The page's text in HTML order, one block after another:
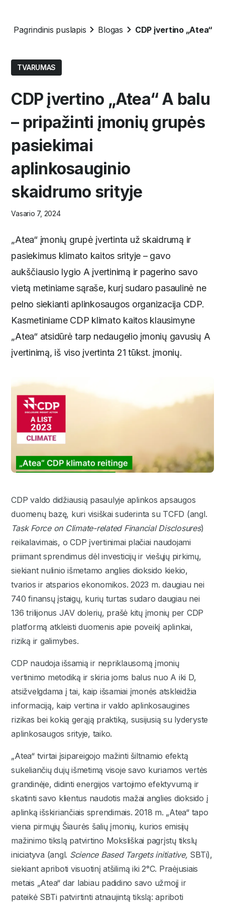
Pagrindinis puslapis Blogas CDP įvertino „Atea“
TVARUMAS
CDP įvertino „Atea“ A balu
– pripažinti įmonių grupės
pasiekimai
aplinkosauginio
skaidrumo srityje
Vasario 7, 2024
„Atea“ įmonių grupė įvertinta už skaidrumą ir
pasiekimus klimato kaitos srityje – gavo
aukščiausio lygio A įvertinimą ir pagerino savo
vietą metiniame sąraše, kurį sudaro pasaulinė ne
pelno siekianti aplinkosaugos organizacija CDP.
Kasmetiniame CDP klimato kaitos klausimyne
„Atea“ atsidūrė tarp nedaugelio įmonių gavusių A
įvertinimą, iš viso įvertinta 21 tūkst. įmonių.
CDP valdo didžiausią pasaulyje aplinkos apsaugos
duomenų bazę, kuri visiškai suderinta su TCFD (angl.
Task Force on Climate-related Financial Disclosures)
reikalavimais, o CDP įvertinimai plačiai naudojami
priimant sprendimus dėl investicijų ir viešųjų pirkimų,
siekiant nulinio išmetamo anglies dioksido kiekio,
tvarios ir atsparios ekonomikos. 2023 m. daugiau nei
740 finansų įstaigų, kurių turtas sudaro daugiau nei
136 trilijonus JAV dolerių, prašė kitų įmonių per CDP
platformą atkleisti duomenis apie poveikį aplinkai,
riziką ir galimybes.
CDP naudoja išsamią ir nepriklausomą įmonių
vertinimo metodiką ir skiria joms balus nuo A iki D,
atsižvelgdama į tai, kaip išsamiai įmonės atskleidžia
informaciją, kaip vertina ir valdo aplinkosaugines
rizikas bei kokią gerąją praktiką, susijusią su lyderyste
aplinkosaugos srityje, taiko.
„Atea“ tvirtai įsipareigojo mažinti šiltnamio efektą
sukeliančių dujų išmetimą visoje savo kuriamos vertės
grandinėje, didinti energijos vartojimo efektyvumą ir
skatinti savo klientus naudotis mažai anglies dioksido į
aplinką išskiriančiais sprendimais. 2018 m. „Atea“ tapo
viena pirmųjų Šiaurės šalių įmonių, kurios emisijų
mažinimo tikslą patvirtino Moksliškai pagrįstų tikslų
iniciatyva (angl. Science Based Targets initiative, SBTi),
siekiant apriboti visuotinį atšilimą iki 2°C. Praėjusiais
metais „Atea“ dar labiau padidino savo užmojį ir
pateikė SBTi patvirtinti atnaujintą tikslą: apriboti